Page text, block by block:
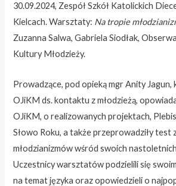
30.09.2024, Zespół Szkół Katolickich
Kielcach. Warsztaty: Na tropie
Zuzanna Salwa, Gabriela Siodłak,
Kultury Młodzieży.
Prowadzące, pod opieką mgr Anity
OJiKM ds. kontaktu z młodzieżą,
OJiKM, o realizowanych projektach,
Słowo Roku, a także przeprowadziły test
młodzianizmów wśród swoich
Uczestnicy warsztatów podzielili się
na temat języka oraz opowiedzieli o